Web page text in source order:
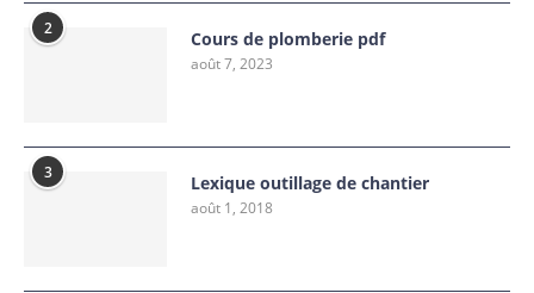
2 Cours de plomberie pdf
août 7, 2023
3 Lexique outillage de chantier
août 1, 2018